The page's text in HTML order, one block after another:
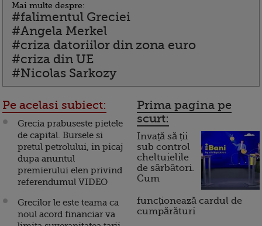
Mai multe despre:
#falimentul Greciei
#Angela Merkel
#criza datoriilor din zona euro
#criza din UE
#Nicolas Sarkozy
Pe acelasi subiect:
Grecia prabuseste pietele
de capital. Bursele si
pretul petrolului, in picaj
dupa anuntul
premierului elen privind
referendumul VIDEO
Grecilor le este teama ca
noul acord financiar va
Prima pagina pe
scurt:
Invață să ții
sub control
cheltuielile
de sărbători.
Cum
funcționează cardul de
cumpărături